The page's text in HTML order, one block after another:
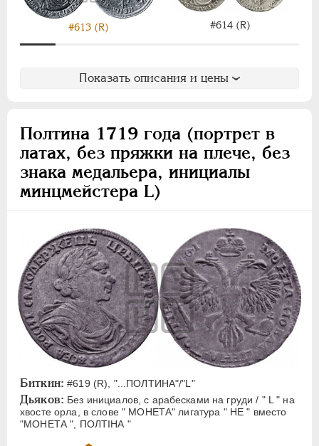
#613 (R) #614 (R)
Показать описания и цены
Полтина 1719 года (портрет в
латах, без пряжки на плече, без
знака медальера, инициалы
минцмейстера L)
Биткин: #619 (R), "...ПОЛТИНА"/"L"
Дьяков: Без инициалов, с арабесками на груди / " L " на
хвосте орла, в слове " МОНЕТА" лигатура " НЕ " вместо
"МОНЕТА ", ПОЛТIНА "
ИНОСТРАННЫЕ 1768-1918